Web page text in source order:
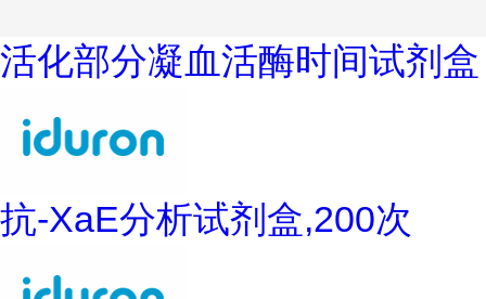
活化部分凝血活酶时间试剂盒
抗-XaE分析试剂盒,200次